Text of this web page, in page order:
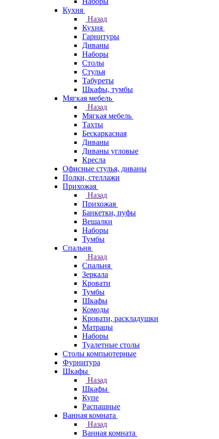
Кухня
Назад
Кухня
Гарнитуры
Диваны
Наборы
Столы
Стулья
Табуреты
Шкафы, тумбы
Мягкая мебель
Назад
Мягкая мебель
Тахты
Бескаркасная
Диваны
Диваны угловые
Кресла
Офисные стулья, диваны
Полки, стеллажи
Прихожая
Назад
Прихожая
Банкетки, пуфы
Вешалки
Наборы
Тумбы
Спальня
Назад
Спальня
Зеркала
Кровати
Тумбы
Шкафы
Комоды
Кровати, раскладушки
Матрацы
Наборы
Туалетные столы
Столы компьютерные
Фурнитура
Шкафы
Назад
Шкафы
Купе
Распашные
Ванная комната
Назад
Ванная комната